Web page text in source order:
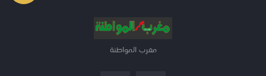
مغرب المواطنة